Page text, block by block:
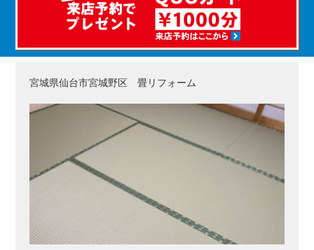
宮城県仙台市宮城野区 畳リフォーム